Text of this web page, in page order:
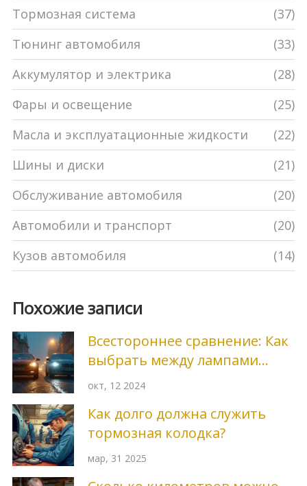
Тормозная система
(37)
Тюнинг автомобиля
(33)
Аккумулятор и электрика
(28)
Фары и освещение
(25)
Масла и эксплуатационные жидкости
(22)
Шины и диски
(21)
Обслуживание автомобиля
(20)
Автомобили и транспорт
(20)
Кузов автомобиля
(14)
Похожие записи
Всестороннее сравнение: Как
выбрать между лампами
Osram и Philips для авто
окт, 12 2024
Как долго должна служить
тормозная колодка?
мар, 31 2025